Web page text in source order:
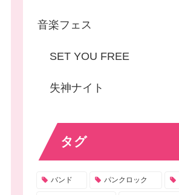
音楽フェス
SET YOU FREE
失神ナイト
タグ
バンド パンクロック